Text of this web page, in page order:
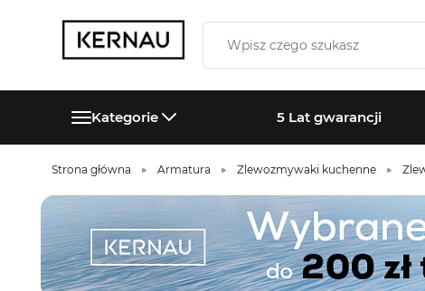
Kategorie 5 Lat gwarancji
Strona główna Armatura Zlewozmywaki kuchenne